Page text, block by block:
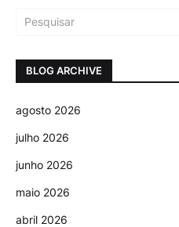
BLOG ARCHIVE
agosto 2026
julho 2026
junho 2026
maio 2026
abril 2026